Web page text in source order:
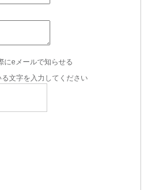
にeメールで知らせる
文字を入力してください